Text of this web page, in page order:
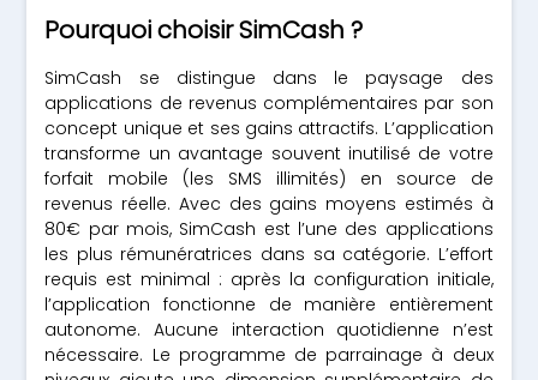
Pourquoi choisir SimCash ?
SimCash se distingue dans le paysage des
applications de revenus complémentaires par son
concept unique et ses gains attractifs. L’application
transforme un avantage souvent inutilisé de votre
forfait mobile (les SMS illimités) en source de
revenus réelle. Avec des gains moyens estimés à
80€ par mois, SimCash est l’une des applications
les plus rémunératrices dans sa catégorie. L’effort
requis est minimal : après la configuration initiale,
l’application fonctionne de manière entièrement
autonome. Aucune interaction quotidienne n’est
nécessaire. Le programme de parrainage à deux